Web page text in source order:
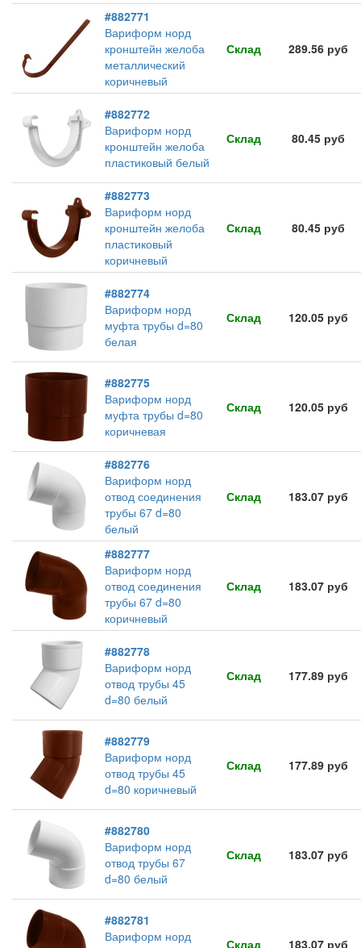
#882771
Вариформ норд
кронштейн желоба
металлический
коричневый
Склад 289.56 руб
#882772
Вариформ норд
кронштейн желоба
пластиковый белый
Склад 80.45 руб
#882773
Вариформ норд
кронштейн желоба
пластиковый
коричневый
Склад 80.45 руб
#882774
Вариформ норд
муфта трубы d=80
белая
Склад 120.05 руб
#882775
Вариформ норд
муфта трубы d=80
коричневая
Склад 120.05 руб
#882776
Вариформ норд
отвод соединения
трубы 67 d=80
белый
Склад 183.07 руб
#882777
Вариформ норд
отвод соединения
трубы 67 d=80
коричневый
Склад 183.07 руб
#882778
Вариформ норд
отвод трубы 45
d=80 белый
Склад 177.89 руб
#882779
Вариформ норд
отвод трубы 45
d=80 коричневый
Склад 177.89 руб
#882780
Вариформ норд
отвод трубы 67
d=80 белый
Склад 183.07 руб
#882781
Вариформ норд
Склад 183.07 руб